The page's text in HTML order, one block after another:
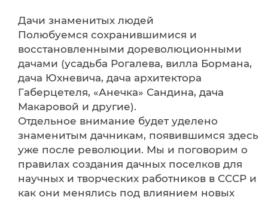
Дачи знаменитых людей
Полюбуемся сохранившимися и
восстановленными дореволюционными
дачами (усадьба Рогалева, вилла Бормана,
дача Юхневича, дача архитектора
Габерцетеля, «Анечка» Сандина, дача
Макаровой и другие).
Отдельное внимание будет уделено
знаменитым дачникам, появившимся здесь
уже после революции. Мы и поговорим о
правилах создания дачных поселков для
научных и творческих работников в СССР и
как они менялись под влиянием новых